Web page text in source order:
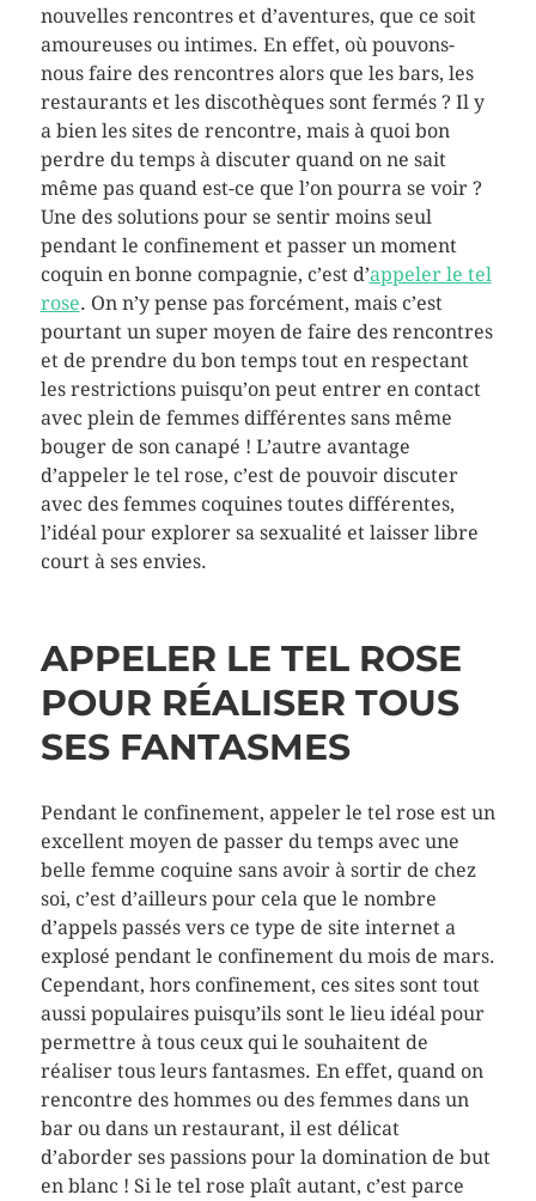
nouvelles rencontres et d’aventures, que ce soit
amoureuses ou intimes. En effet, où pouvons-
nous faire des rencontres alors que les bars, les
restaurants et les discothèques sont fermés ? Il y
a bien les sites de rencontre, mais à quoi bon
perdre du temps à discuter quand on ne sait
même pas quand est-ce que l’on pourra se voir ?
Une des solutions pour se sentir moins seul
pendant le confinement et passer un moment
coquin en bonne compagnie, c’est d’appeler le tel
rose. On n’y pense pas forcément, mais c’est
pourtant un super moyen de faire des rencontres
et de prendre du bon temps tout en respectant
les restrictions puisqu’on peut entrer en contact
avec plein de femmes différentes sans même
bouger de son canapé ! L’autre avantage
d’appeler le tel rose, c’est de pouvoir discuter
avec des femmes coquines toutes différentes,
l’idéal pour explorer sa sexualité et laisser libre
court à ses envies.
APPELER LE TEL ROSE
POUR RÉALISER TOUS
SES FANTASMES
Pendant le confinement, appeler le tel rose est un
excellent moyen de passer du temps avec une
belle femme coquine sans avoir à sortir de chez
soi, c’est d’ailleurs pour cela que le nombre
d’appels passés vers ce type de site internet a
explosé pendant le confinement du mois de mars.
Cependant, hors confinement, ces sites sont tout
aussi populaires puisqu’ils sont le lieu idéal pour
permettre à tous ceux qui le souhaitent de
réaliser tous leurs fantasmes. En effet, quand on
rencontre des hommes ou des femmes dans un
bar ou dans un restaurant, il est délicat
d’aborder ses passions pour la domination de but
en blanc ! Si le tel rose plaît autant, c’est parce